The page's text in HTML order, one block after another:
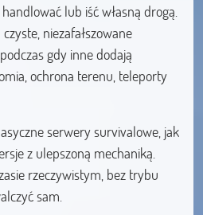
lub iść własną drogą.
niezafałszowane
gdy inne dodają
ochrona terenu, teleporty
serwery survivalowe, jak
z ulepszoną mechaniką.
rzeczywistym, bez trybu
sam.